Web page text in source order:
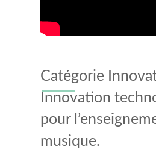
Catégorie
Innovation
pour
musique.